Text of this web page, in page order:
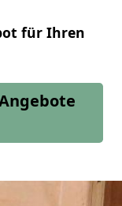
für Ihren